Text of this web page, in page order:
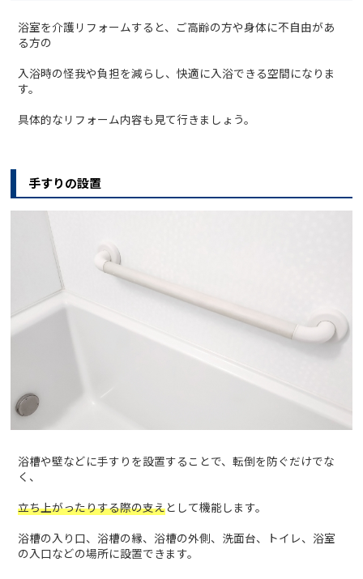
浴室を介護リフォームすると、ご高齢の方や身体に不自由があ
る方の
入浴時の怪我や負担を減らし、快適に入浴できる空間になりま
す。
具体的なリフォーム内容も見て行きましょう。
手すりの設置
浴槽や壁などに手すりを設置することで、転倒を防ぐだけでな
く、
立ち上がったりする際の支えとして機能します。
浴槽の入り口、浴槽の縁、浴槽の外側、洗面台、トイレ、浴室
の入口などの場所に設置できます。